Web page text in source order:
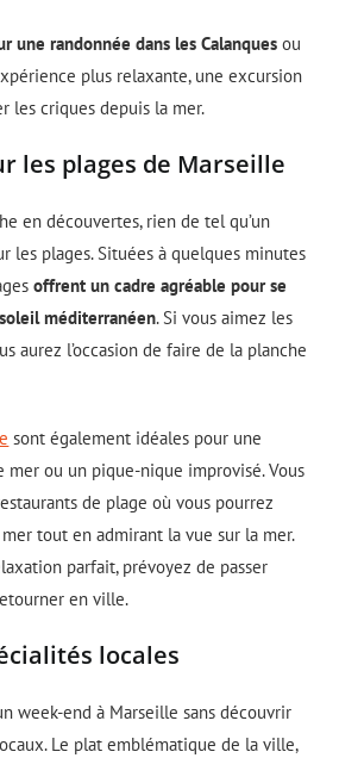
une randonnée dans les Calanques ou
plus relaxante, une excursion
les criques depuis la mer.
les plages de Marseille
en découvertes, rien de tel qu’un
les plages. Situées à quelques minutes
offrent un cadre agréable pour se
méditerranéen. Si vous aimez les
aurez l’occasion de faire de la planche
sont également idéales pour une
mer ou un pique-nique improvisé. Vous
de plage où vous pourrez
tout en admirant la vue sur la mer.
parfait, prévoyez de passer
en ville.
locales
week-end à Marseille sans découvrir
Le plat emblématique de la ville,